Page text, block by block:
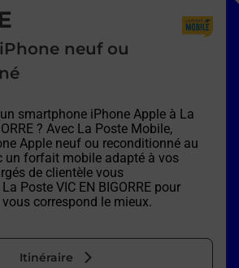
neuf ou
smartphone iPhone Apple à La
? Avec La Poste Mobile,
Apple neuf ou reconditionné au
un forfait mobile adapté à vos
de clientèle vous
La Poste VIC EN BIGORRE pour
correspond le mieux.
Itinéraire